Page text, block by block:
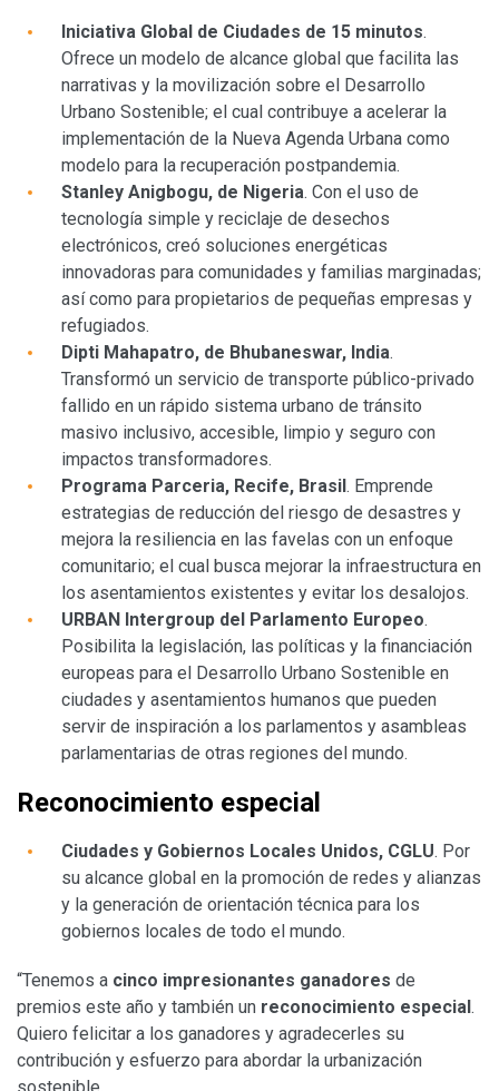
Iniciativa Global de Ciudades de 15 minutos.
Ofrece un modelo de alcance global que facilita las
narrativas y la movilización sobre el Desarrollo
Urbano Sostenible; el cual contribuye a acelerar la
implementación de la Nueva Agenda Urbana como
modelo para la recuperación postpandemia.
Stanley Anigbogu, de Nigeria. Con el uso de
tecnología simple y reciclaje de desechos
electrónicos, creó soluciones energéticas
innovadoras para comunidades y familias marginadas;
así como para propietarios de pequeñas empresas y
refugiados.
Dipti Mahapatro, de Bhubaneswar, India.
Transformó un servicio de transporte público-privado
fallido en un rápido sistema urbano de tránsito
masivo inclusivo, accesible, limpio y seguro con
impactos transformadores.
Programa Parceria, Recife, Brasil. Emprende
estrategias de reducción del riesgo de desastres y
mejora la resiliencia en las favelas con un enfoque
comunitario; el cual busca mejorar la infraestructura en
los asentamientos existentes y evitar los desalojos.
URBAN Intergroup del Parlamento Europeo.
Posibilita la legislación, las políticas y la financiación
europeas para el Desarrollo Urbano Sostenible en
ciudades y asentamientos humanos que pueden
servir de inspiración a los parlamentos y asambleas
parlamentarias de otras regiones del mundo.
Reconocimiento especial
Ciudades y Gobiernos Locales Unidos, CGLU. Por
su alcance global en la promoción de redes y alianzas
y la generación de orientación técnica para los
gobiernos locales de todo el mundo.
“Tenemos a cinco impresionantes ganadores de
premios este año y también un reconocimiento especial.
Quiero felicitar a los ganadores y agradecerles su
contribución y esfuerzo para abordar la urbanización